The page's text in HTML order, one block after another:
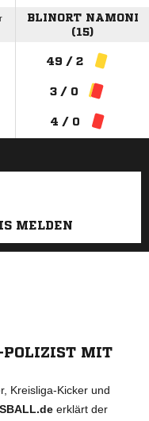
BLINORT NAMONI
(15)
49 / 2
3 / 0
4 / 0
MELDEN
POLIZIST MIT
Kreisliga-Kicker und
erklärt der